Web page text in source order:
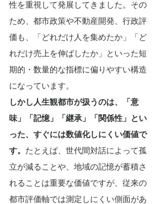
性を重視して発展してきました。その
ため、都市政策や不動産開発、行政評
価も、「どれだけ人を集めたか」「ど
れだけ売上を伸ばしたか」といった短
期的・数量的な指標に偏りやすい構造
になっています。
しかし人生観都市が扱うのは、「意
味」「記憶」「継承」「関係性」とい
った、すぐには数値化しにくい価値で
す。 たとえば、世代間対話によって孤
立が減ることや、地域の記憶が蓄積さ
れることは重要な価値ですが、従来の
都市評価軸では測定しにくい側面があ